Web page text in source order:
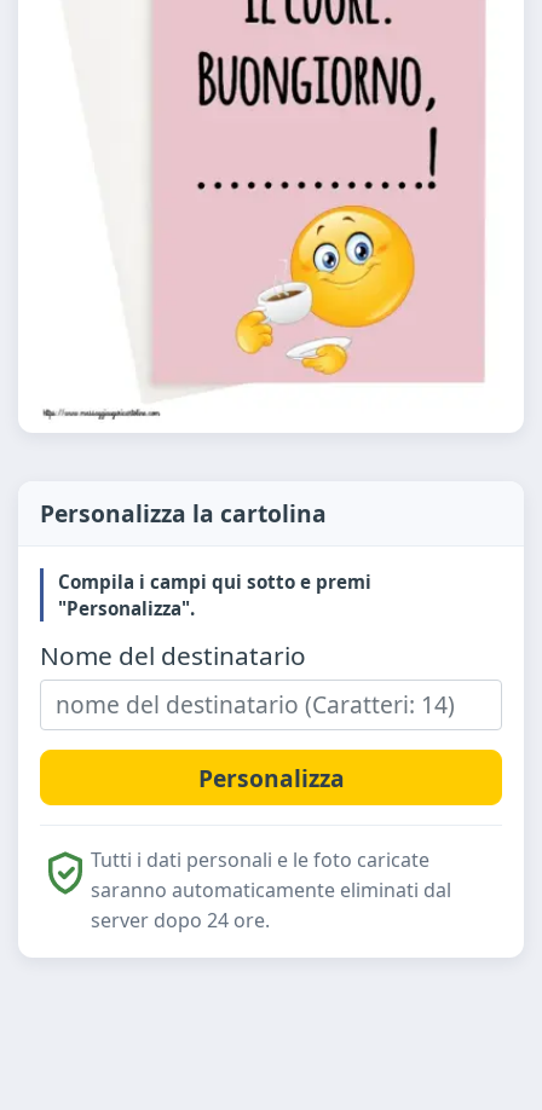
Personalizza la cartolina
Compila i campi qui sotto e premi
"Personalizza".
Nome del destinatario
Tutti i dati personali e le foto caricate
saranno automaticamente eliminati dal
server dopo 24 ore.